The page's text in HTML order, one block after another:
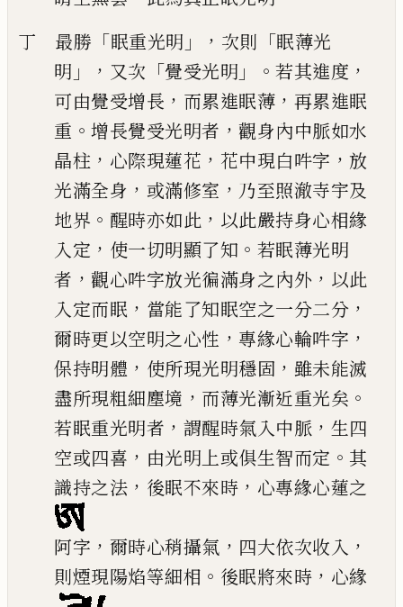
丁 最勝 「眠重光明 」， 次則 「眠薄光
明 」， 又次 「覺受光明 」。 若其進度 ，
可由覺受增長 ， 而累進眠薄 ， 再累進眠
重 。 增長覺受光明者 ， 觀身內中脈如水
晶柱 ， 心際現蓮花 ， 花中現白吽字 ， 放
光滿全身 ， 或滿修室 ， 乃至照澈寺宇及
地界 。 醒時亦如此 ， 以此嚴持身心相緣
入定 ， 使一切明顯了知 。 若眠薄光明
者 ， 觀心吽字放光徧滿身之內外 ， 以此
入定而眠 ， 當能了知眠空之一分二分 ，
爾時更以空明之心性 ， 專緣心輪吽字 ，
保持明體 ， 使所現光明穩固 ， 雖未能滅
盡所現粗細塵境 ， 而薄光漸近重光矣 。
若眠重光明者 ， 謂醒時氣入中脈 ， 生四
空或四喜 ， 由光明上或俱生智而定 。 其
識持之法 ， 後眠不來時 ， 心專緣心蓮之
阿字 ， 爾時心稍攝氣 ， 四大依次收入 ，
則煙現陽焰等細相 。 後眠將來時 ， 心緣